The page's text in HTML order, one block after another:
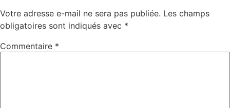
Votre adresse e-mail ne sera pas publiée. Les champs
obligatoires sont indiqués avec *
Commentaire *